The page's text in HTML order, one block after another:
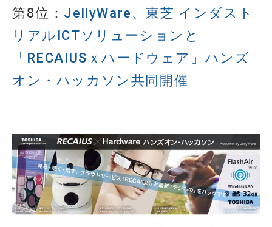
第8位： JellyWare、東芝 インダスト
リアルICTソリューションと
「RECAIUSｘハードウェア」ハンズ
オン・ハッカソン共同開催